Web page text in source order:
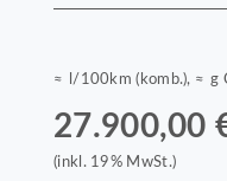
≈ l/100km (komb.), ≈ g
27.900,00
(inkl. 19% MwSt.)